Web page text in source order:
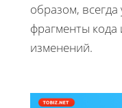
образом,
фрагменты кода
изменений.